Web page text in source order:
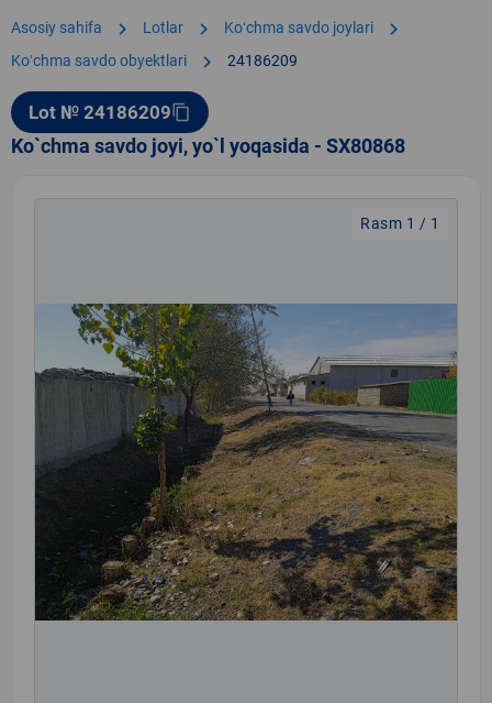
Asosiy sahifa chevron_right Lotlar chevron_right Koʻchma savdo joylari chevron_right
Koʻchma savdo obyektlari chevron_right 24186209
Lot № 24186209content_copy
Ko`chma savdo joyi, yo`l yoqasida - SX80868
Rasm 1 / 1